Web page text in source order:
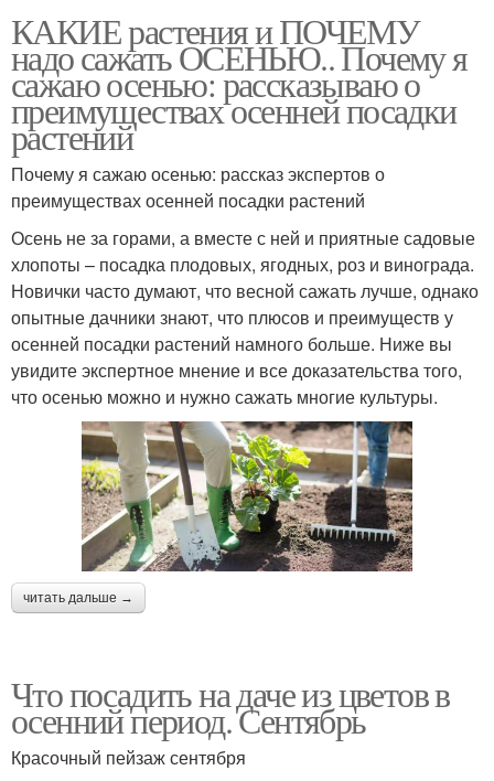
КАКИЕ растения и ПОЧЕМУ
надо сажать ОСЕНЬЮ.. Почему я
сажаю осенью: рассказываю о
преимуществах осенней посадки
растений
Почему я сажаю осенью: рассказ экспертов о
преимуществах осенней посадки растений
Осень не за горами, а вместе с ней и приятные садовые
хлопоты – посадка плодовых, ягодных, роз и винограда.
Новички часто думают, что весной сажать лучше, однако
опытные дачники знают, что плюсов и преимуществ у
осенней посадки растений намного больше. Ниже вы
увидите экспертное мнение и все доказательства того,
что осенью можно и нужно сажать многие культуры.
читать дальше →
Что посадить на даче из цветов в
осенний период. Сентябрь
Красочный пейзаж сентября